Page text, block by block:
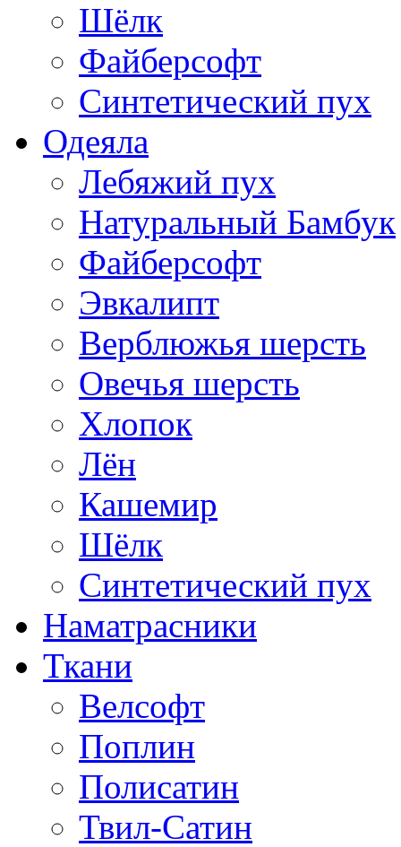
Шёлк
Файберсофт
Синтетический пух
Одеяла
Лебяжий пух
Натуральный Бамбук
Файберсофт
Эвкалипт
Верблюжья шерсть
Овечья шерсть
Хлопок
Лён
Кашемир
Шёлк
Синтетический пух
Наматрасники
Ткани
Велсофт
Поплин
Полисатин
Твил-Сатин